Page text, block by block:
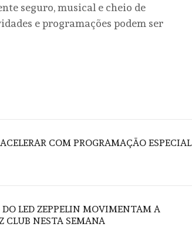
seguro, musical e cheio de
e programações podem ser
COM PROGRAMAÇÃO ESPECIAL
DO LED ZEPPELIN MOVIMENTAM A
CLUB NESTA SEMANA